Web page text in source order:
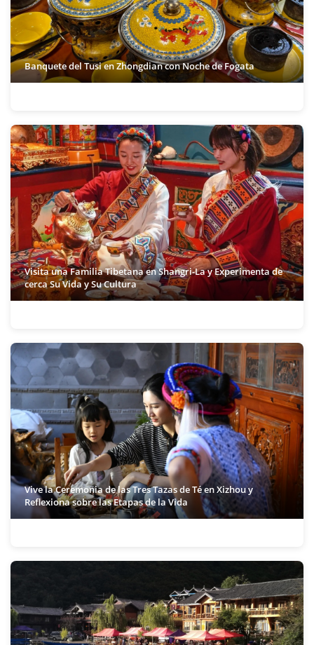
Banquete del Tusi en Zhongdian con Noche de Fogata
Visita una Familia Tibetana en Shangri-La y Experimenta de
cerca Su Vida y Su Cultura
Vive la Ceremonia de las Tres Tazas de Té en Xizhou y
Reflexiona sobre las Etapas de la Vida